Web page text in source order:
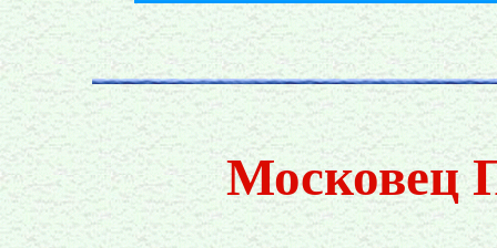
Московец